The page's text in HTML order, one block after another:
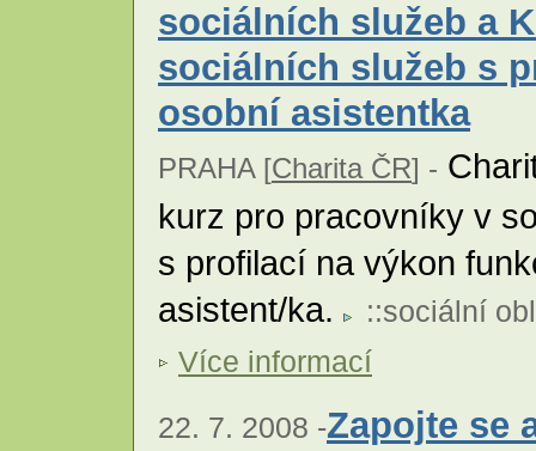
sociálních služeb a
sociálních služeb s
osobní asistentka
PRAHA [Charita ČR] -
kurz pro pracovníky v
s profilací na výkon
asistent/ka.
::sociální
Více informací
22. 7. 2008 -Zapojte se